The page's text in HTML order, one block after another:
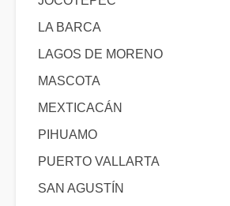
LA BARCA
LAGOS DE MORENO
MASCOTA
MEXTICACÁN
PIHUAMO
PUERTO VALLARTA
SAN AGUSTÍN